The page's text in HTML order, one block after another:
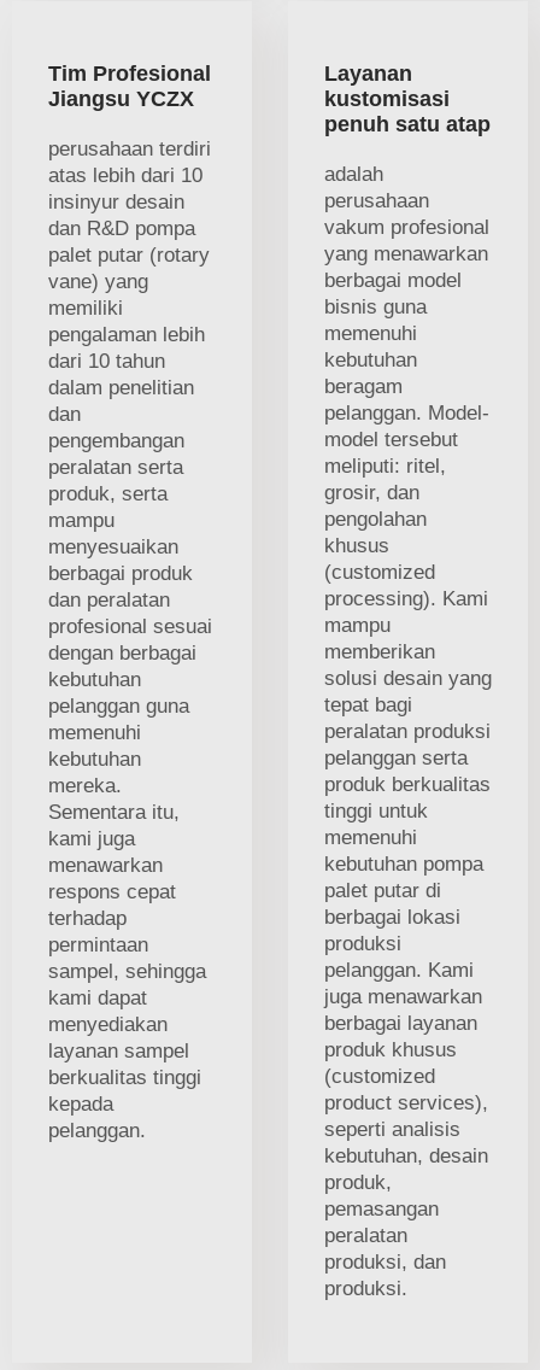
Tim Profesional
Jiangsu YCZX
perusahaan terdiri
atas lebih dari 10
insinyur desain
dan R&D pompa
palet putar (rotary
vane) yang
memiliki
pengalaman lebih
dari 10 tahun
dalam penelitian
dan
pengembangan
peralatan serta
produk, serta
mampu
menyesuaikan
berbagai produk
dan peralatan
profesional sesuai
dengan berbagai
kebutuhan
pelanggan guna
memenuhi
kebutuhan
mereka.
Sementara itu,
kami juga
menawarkan
respons cepat
terhadap
permintaan
sampel, sehingga
kami dapat
menyediakan
layanan sampel
berkualitas tinggi
kepada
pelanggan.
Layanan
kustomisasi
penuh satu atap
adalah
perusahaan
vakum profesional
yang menawarkan
berbagai model
bisnis guna
memenuhi
kebutuhan
beragam
pelanggan. Model-
model tersebut
meliputi: ritel,
grosir, dan
pengolahan
khusus
(customized
processing). Kami
mampu
memberikan
solusi desain yang
tepat bagi
peralatan produksi
pelanggan serta
produk berkualitas
tinggi untuk
memenuhi
kebutuhan pompa
palet putar di
berbagai lokasi
produksi
pelanggan. Kami
juga menawarkan
berbagai layanan
produk khusus
(customized
product services),
seperti analisis
kebutuhan, desain
produk,
pemasangan
peralatan
produksi, dan
produksi.